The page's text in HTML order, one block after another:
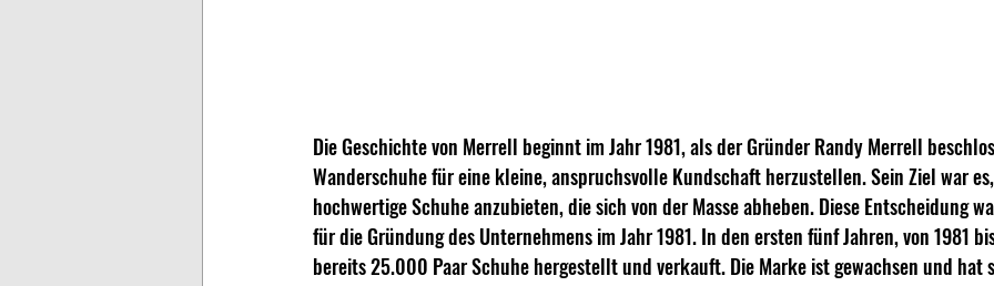
Die Geschichte von Merrell beginnt im Jahr 1981, als der Gründer Randy Merrell
Wanderschuhe für eine kleine, anspruchsvolle Kundschaft herzustellen. Sein Ziel war
hochwertige Schuhe anzubieten, die sich von der Masse abheben. Diese Entscheidung
für die Gründung des Unternehmens im Jahr 1981. In den ersten fünf Jahren, von 1981
bereits 25.000 Paar Schuhe hergestellt und verkauft. Die Marke ist gewachsen und hat